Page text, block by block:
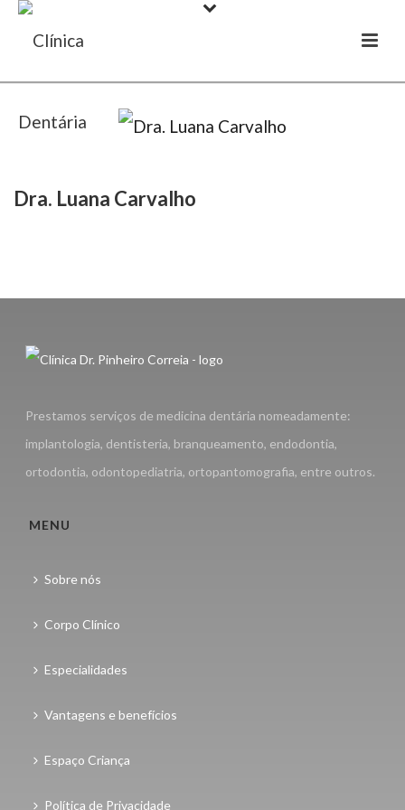
Dra. Luana Carvalho
Prestamos serviços de medicina dentária nomeadamente:
implantologia, dentisteria, branqueamento, endodontia,
ortodontia, odontopediatria, ortopantomografia, entre outros.
MENU
Sobre nós
Corpo Clínico
Especialidades
Vantagens e benefícios
Espaço Criança
Política de Privacidade